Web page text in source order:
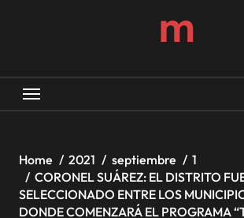
m
Home 2021 septiembre
1
CORONEL SUÁREZ: EL DISTRITO
SELECCIONADO ENTRE LOS
DONDE COMENZARÁ EL PROGRAMA